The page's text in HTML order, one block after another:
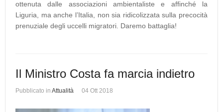
ottenuta dalle associazioni ambientaliste e affinché la
Liguria, ma anche l’Italia, non sia ridicolizzata sulla precocità
prenuziale degli uccelli migratori. Daremo battaglia!
Il Ministro Costa fa marcia indietro
Pubblicato in Attualità 04 Ott 2018